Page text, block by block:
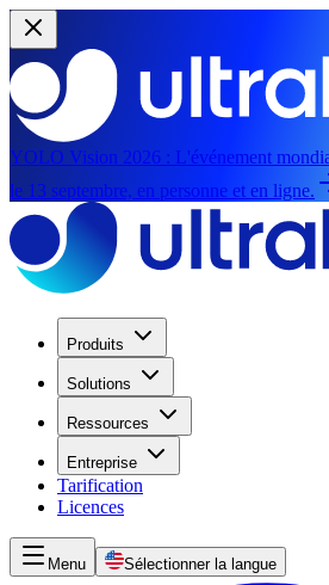
YOLO Vision 2026 : L'événement
le 13 septembre, en personne et en ligne.
Produits
Solutions
Ressources
Entreprise
Tarification
Licences
Menu Sélectionner la langue